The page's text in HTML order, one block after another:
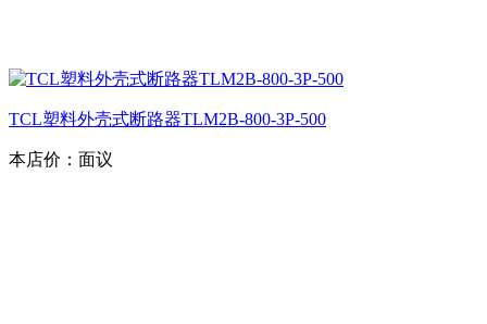
TCL塑料外壳式断路器TLM2B-800-3P-500
本店价： 面议